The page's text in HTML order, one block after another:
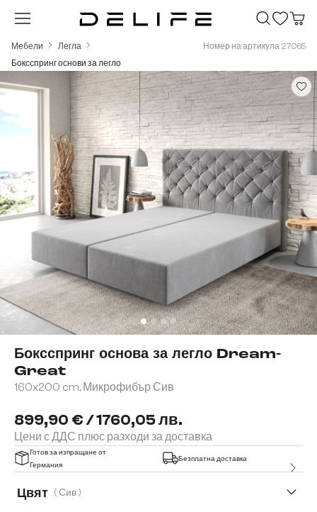
Преминете към основното съдържание
Мебели
Легла
Боксспринг основи за легло
Номер на артикула 27065
Боксспринг основа за легло Dream-
Great
160x200 cm, Микрофибър Сив
899,90 € / 1760,05 лв.
Цени с ДДС плюс разходи за доставка
Готов за изпращане от
Германия
Безплатна доставка
Цвят ( Сив )
Пропуснете галерия с изображения